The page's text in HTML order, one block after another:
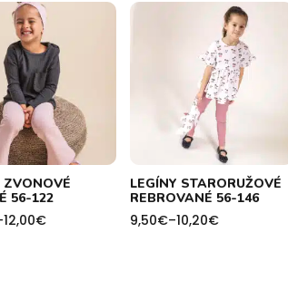
through
ZVONOVÉ
56-122
12,00€
LEGÍNY STARORUŽOVÉ
REBROVANÉ 56-146
9,50€–10,20€
Price